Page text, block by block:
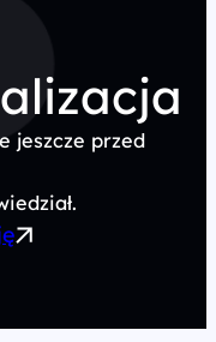
jeszcze przed